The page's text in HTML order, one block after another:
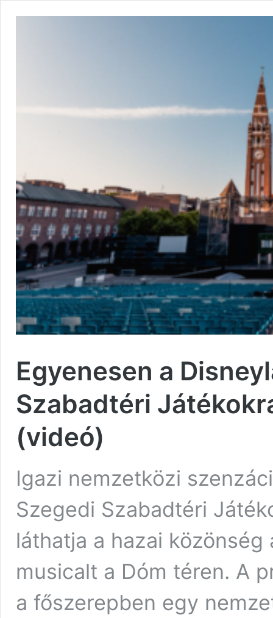
Egyenesen a
Szabadtéri
(videó)
Igazi nemzetközi
Szegedi Szabadtéri
láthatja a hazai
musicalt a Dóm téren. A
a főszerepben egy